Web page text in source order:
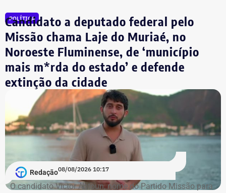
de Oliveira, o “Índio do Lixão”, apontado como um dos
chefes do CV, mantinha contato direto com o advogado.
Pedido da defesa de Carracena
O voto de Moraes foi dado no julgamento virtual de um
pedido da defesa de Carracena. Além da liberdade do ex-
secretário, os advogados querem que sejam
consideradas ilícitas provas encontradas pelas
investigações no celular do advogado. A alegação aponta
que os dados foram extraídos do aparelho sem o
acompanhamento de representantes da OAB e dos
advogados de defesa.
POLÍTICA
Candidato a deputado federal pelo
Missão chama Laje do Muriaé, no
Noroeste Fluminense, de ‘município
mais m*rda do estado’ e defende
extinção da cidade
Redação08/08/2026 10:17
O candidato Victor Antoun, nome do Partido Missão para